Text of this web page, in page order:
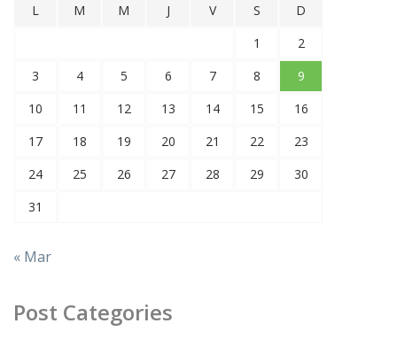
L M M J V S
D
1
2
3
4 5 6 7 8
9
10
11 12 13 14 15
16
17
18 19 20 21 22
23
24
25 26 27 28 29
30
31
« Mar
Post Categories